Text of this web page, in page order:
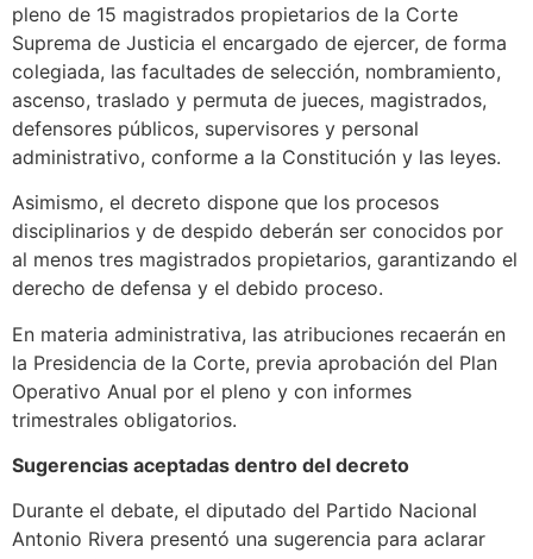
pleno de 15 magistrados propietarios de la Corte
Suprema de Justicia el encargado de ejercer, de forma
colegiada, las facultades de selección, nombramiento,
ascenso, traslado y permuta de jueces, magistrados,
defensores públicos, supervisores y personal
administrativo, conforme a la Constitución y las leyes.
Asimismo, el decreto dispone que los procesos
disciplinarios y de despido deberán ser conocidos por
al menos tres magistrados propietarios, garantizando el
derecho de defensa y el debido proceso.
En materia administrativa, las atribuciones recaerán en
la Presidencia de la Corte, previa aprobación del Plan
Operativo Anual por el pleno y con informes
trimestrales obligatorios.
Sugerencias aceptadas dentro del decreto
Durante el debate, el diputado del Partido Nacional
Antonio Rivera presentó una sugerencia para aclarar